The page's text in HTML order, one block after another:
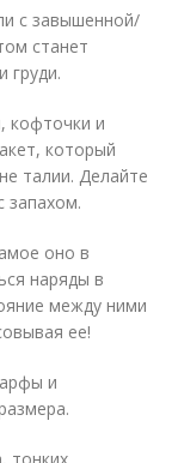
с завышенной/
станет
груди.
кофточки и
который
талии. Делайте
запахом.
оно в
наряды в
между ними
ее!
и